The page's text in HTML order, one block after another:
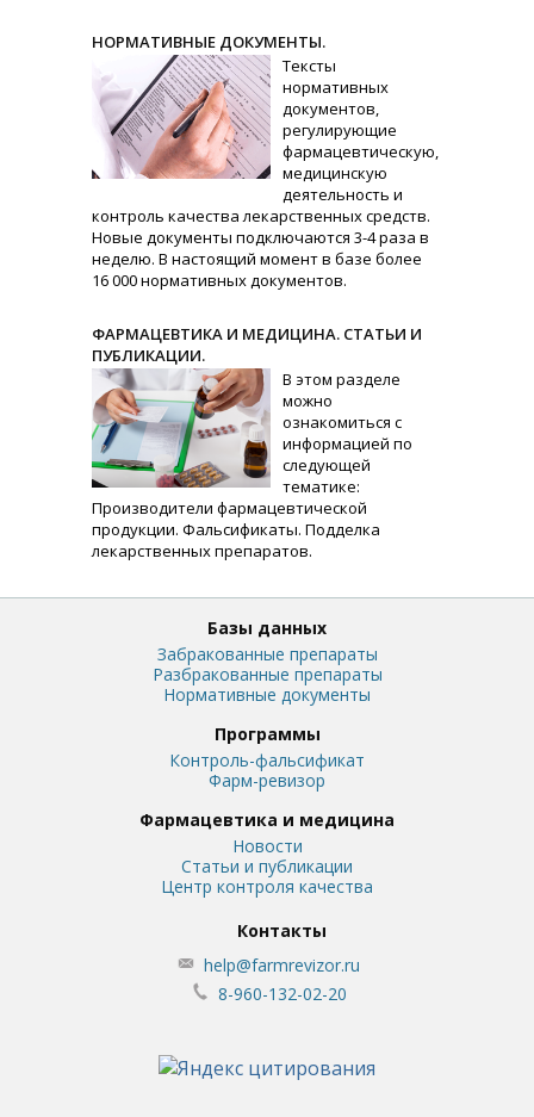
НОРМАТИВНЫЕ ДОКУМЕНТЫ.
Тексты
нормативных
документов,
регулирующие
фармацевтическую,
медицинскую
деятельность и
контроль качества лекарственных средств.
Новые документы подключаются 3-4 раза в
неделю. В настоящий момент в базе более
16 000 нормативных документов.
ФАРМАЦЕВТИКА И МЕДИЦИНА. СТАТЬИ И
ПУБЛИКАЦИИ.
В этом разделе
можно
ознакомиться с
информацией по
следующей
тематике:
Производители фармацевтической
продукции. Фальсификаты. Подделка
лекарственных препаратов.
Базы данных
Забракованные препараты
Разбракованные препараты
Нормативные документы
Программы
Контроль-фальсификат
Фарм-ревизор
Фармацевтика и медицина
Новости
Статьи и публикации
Центр контроля качества
Контакты
help@farmrevizor.ru
8-960-132-02-20